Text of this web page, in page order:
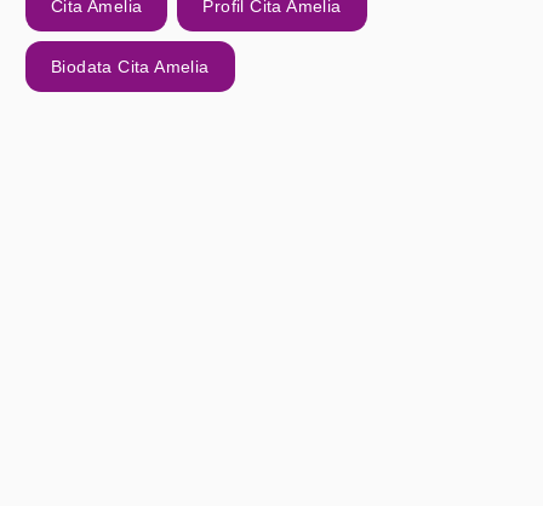
Cita Amelia Profil Cita Amelia
Biodata Cita Amelia